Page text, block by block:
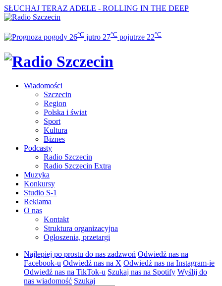
SŁUCHAJ TERAZ ADELE - ROLLING IN THE DEEP
26°C jutro 27°C pojutrze 22°C
Wiadomości
Szczecin
Region
Polska i świat
Sport
Kultura
Biznes
Podcasty
Radio Szczecin
Radio Szczecin Extra
Muzyka
Konkursy
Studio S-1
Reklama
O nas
Kontakt
Struktura organizacyjna
Ogłoszenia, przetargi
Najlepiej po prostu do nas zadzwoń Odwiedź nas na
Facebook-u Odwiedź nas na X Odwiedź nas na Instagram-ie
Odwiedź nas na TikTok-u Szukaj nas na Spotify Wyślij do
nas wiadomość Szukaj